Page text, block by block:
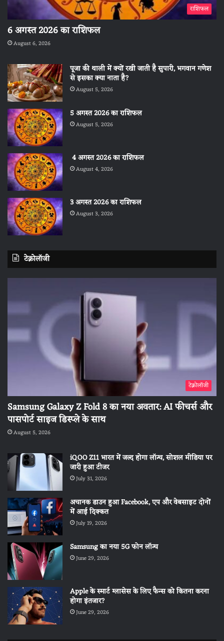
राशिफल
6 अगस्त 2026 का राशिफल
August 6, 2026
पूजा की थाली में क्यों रखी जाती है सुपारी, भगवान गणेश
से इसका क्या नाता है?
August 5, 2026
5 अगस्त 2026 का राशिफल
August 5, 2026
4 अगस्त 2026 का राशिफल
August 4, 2026
3 अगस्त 2026 का राशिफल
August 3, 2026
टेक्नोलॉजी
टेक्नोलॉजी
Samsung Galaxy Z Fold 8 का नया अवतार: AI फीचर्स और
पासपोर्ट साइज डिस्प्ले के साथ
August 5, 2026
iQOO Z11 भारत में जल्द होगा लॉन्च, सोशल मीडिया पर
जारी हुआ टीजर
July 31, 2026
अचानक डाउन हुआ Facebook, एप और वेबसाइट दोनों
में आई दिक्कत
July 19, 2026
Samsung का नया 5G फोन लॉन्च
June 29, 2026
Apple के स्मार्ट ग्लासेस के लिए फैन्स को कितना करना
होगा इंतजार?
June 29, 2026